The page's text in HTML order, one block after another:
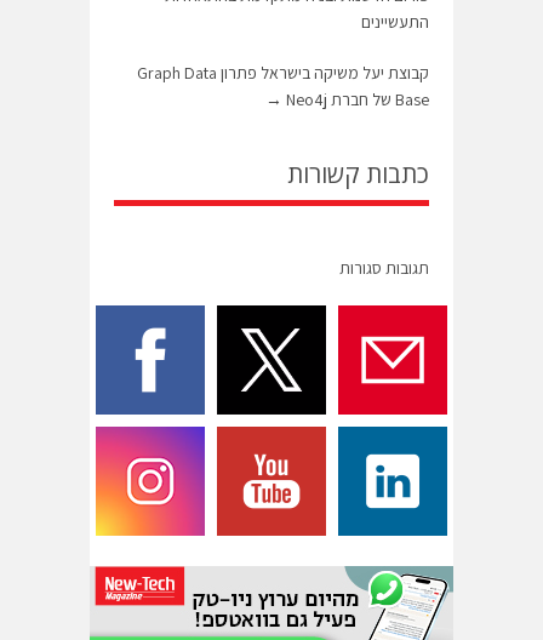
התעשיינים
קבוצת יעל משיקה בישראל פתרון Graph Data
Base של חברת Neo4j
→
כתבות קשורות
תגובות סגורות